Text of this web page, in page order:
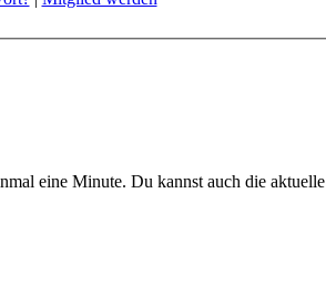
eine Minute. Du kannst auch die aktuelle